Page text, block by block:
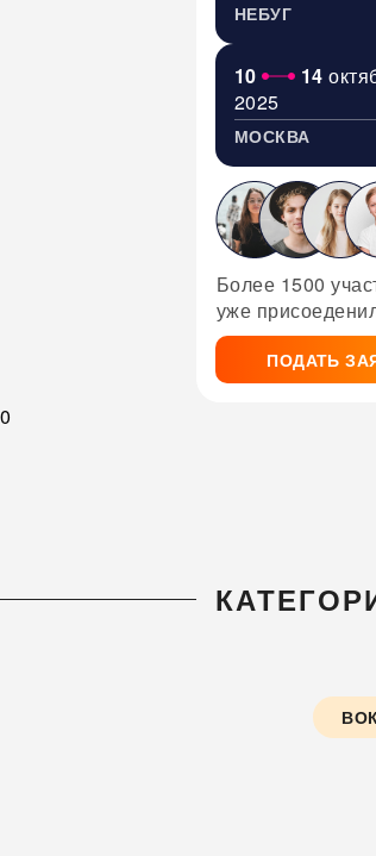
НЕБУГ
10 14
2025
МОСКВА
Более 1500
уже
ПОДАТЬ
0